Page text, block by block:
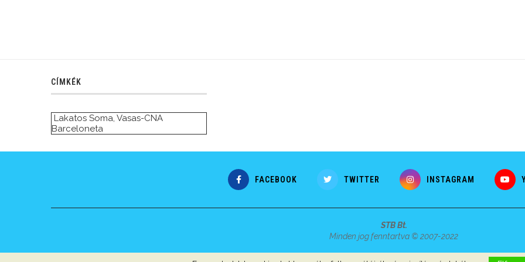
CÍMKÉK
Lakatos Soma, Vasas-CNA
Barceloneta
FACEBOOK TWITTER INSTAGRAM
STB Bt.
Minden jog fenntartva © 2007-2022